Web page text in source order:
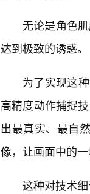
无论是角色
达到极致的诱惑。
为了实现这
高精度动作捕捉
出最真实、最自
像，让画面中的一
这种对技术